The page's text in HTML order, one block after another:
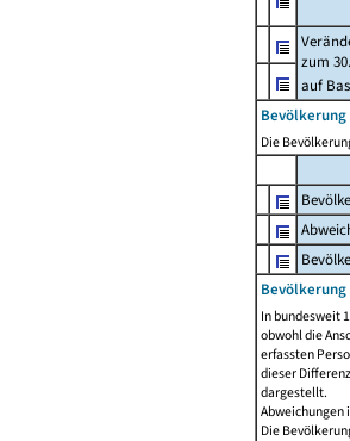
zum
auf
Die
Bevölkerung
In bundesweit
obwohl die
erfassten
dieser
dargestellt.
Abweichungen
Die